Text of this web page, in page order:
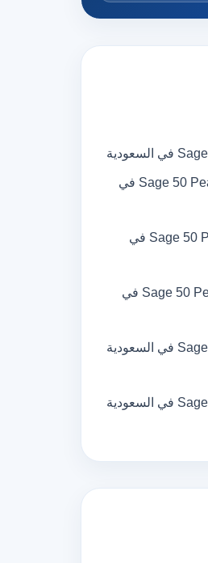
كورس المحاسبة باستخدام سيج 50 بيتش ترى – Sage 50 Peachtree في
دورة المحاسبة باستخدام سيج 50 بيتش ترى – Sage 50 Peachtree في
شهادة المحاسبة باستخدام سيج 50 بيتش ترى – Sage 50 Peachtree في
المحاسبة باستخدام سيج 50 بيتش ترى – Sage 50 Peachtree في السعودية
المحاسبة باستخدام سيج 50 بيتش ترى – Sage 50 Peachtree في السعودية